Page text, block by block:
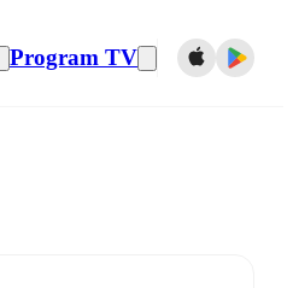
Program TV